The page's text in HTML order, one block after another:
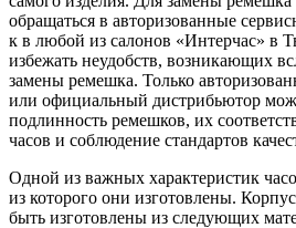
обращаться в авторизованные
к в любой из салонов «Интерчас» в
избежать неудобств, возникающих
замены ремешка. Только
или официальный дистрибьютор
подлинность ремешков, их
часов и соблюдение стандартов
Одной из важных характеристик
из которого они изготовлены.
быть изготовлены из следующих